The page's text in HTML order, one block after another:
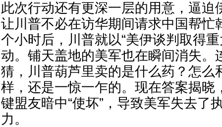
此次行动还有更深一层的用意，逼迫
让川普不必在访华期间请求中国帮忙
个小时后，川普就以“美伊谈判取得
动。铺天盖地的美军也在瞬间消失。
猜，川普葫芦里卖的是什么药？怎么
样，还是一惊一乍的。现在答案揭晓
键盟友暗中“使坏”，导致美军失去了
力。